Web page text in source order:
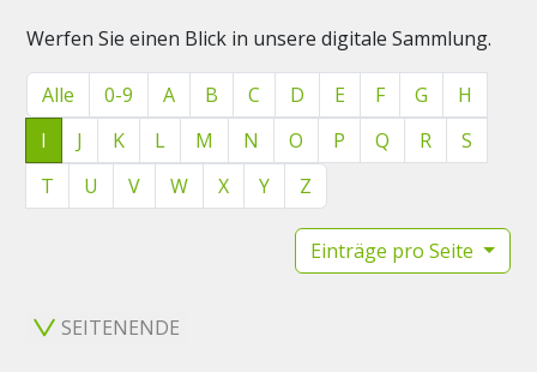
Werfen Sie einen Blick in unsere digitale Sammlung.
Alle 0-9 A B C D E F G
H
I
J K L M N O P Q R
S
T
U V W X Y Z
Einträge pro Seite
SEITENENDE